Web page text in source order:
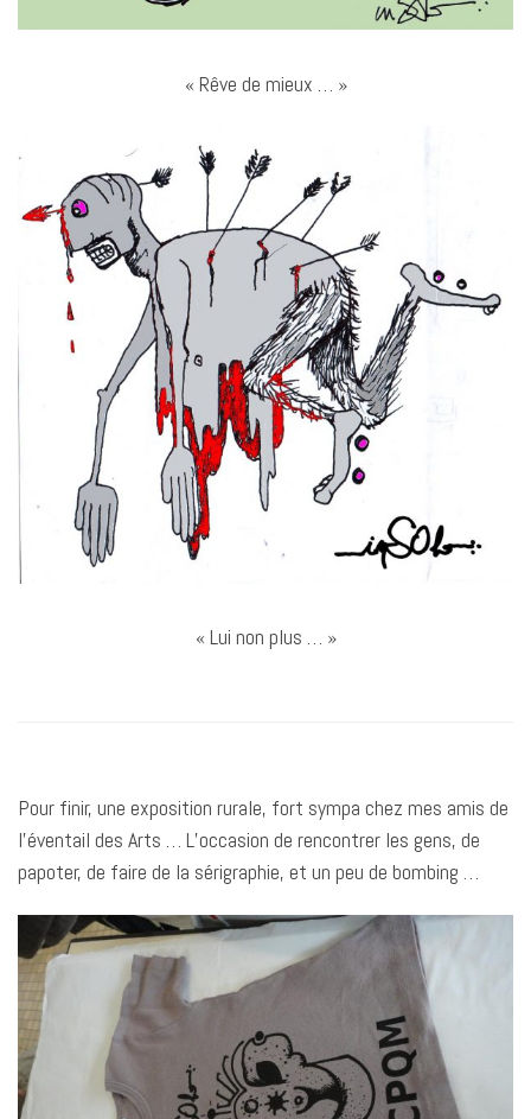
« Rêve de mieux … »
« Lui non plus … »
Pour finir, une exposition rurale, fort sympa chez mes amis de
l’éventail des Arts … L’occasion de rencontrer les gens, de
papoter, de faire de la sérigraphie, et un peu de bombing …